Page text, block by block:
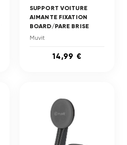
SUPPORT VOITURE
AIMANTE FIXATION
BOARD/PARE BRISE
Muvit
14,99 €